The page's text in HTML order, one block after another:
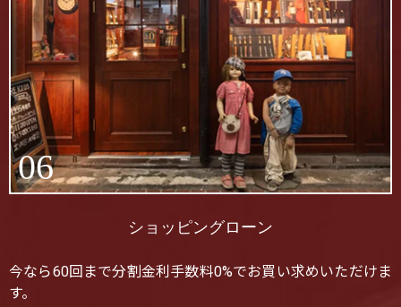
06
ショッピングローン
今なら60回まで分割金利手数料0%でお買い求めいただけま
す。